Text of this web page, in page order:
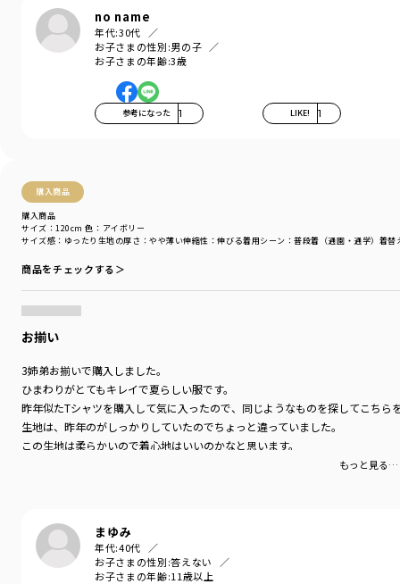
no name
年代:30代
お子さまの性別:男の子
お子さまの年齢:3歳
参考になった 1 LIKE! 1
購入商品
購入商品
サイズ感 ：ゆったり 生地の厚さ ：やや薄い伸縮性 ：伸びる着用シーン ：普段着（通園・通学） 着替
サイズ：120cm 色：アイボリー
商品をチェックする＞
お揃い
3姉弟お揃いで購入しました。
ひまわりがとてもキレイで夏らしい服です。
昨年似たTシャツを購入して気に入ったので、同じようなものを探してこちら
生地は、昨年のがしっかりしていたのでちょっと違っていました。
この生地は柔らかいので着心地はいいのかなと思います。
もっと見る…
まゆみ
年代:40代
お子さまの性別:答えない
お子さまの年齢:11歳以上
使用しています。
丈夫で型崩れしにくい、
お洗濯にもぴったりの素材です。
伸縮性：あり
着用イメージ/カラー：アイボリー
ブランド
シーズン
カテゴリ
／トップス >半袖Tシャツ・タンクトップ
性別タイプ
／